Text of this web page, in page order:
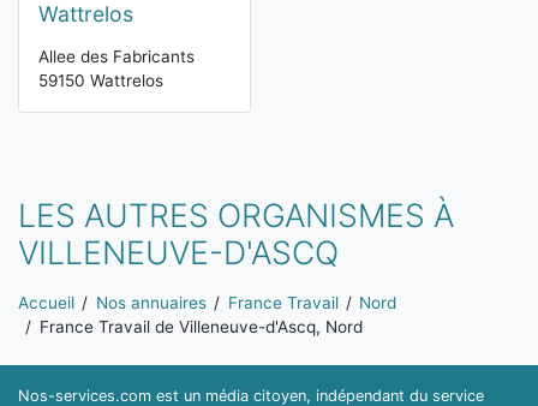
Wattrelos
Allee des Fabricants
59150 Wattrelos
LES AUTRES ORGANISMES À
VILLENEUVE-D'ASCQ
Vous êtes ici:
Accueil Nos annuaires France Travail
Nord
France Travail de Villeneuve-d'Ascq, Nord
Nos-services.com est un média citoyen, indépendant du service